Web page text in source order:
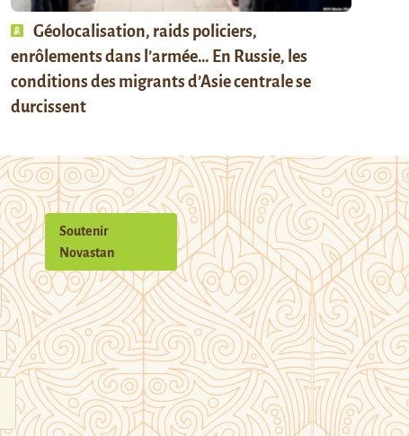
Géolocalisation, raids policiers,
enrôlements dans l’armée… En Russie, les
conditions des migrants d’Asie centrale se
durcissent
Soutenir
Novastan